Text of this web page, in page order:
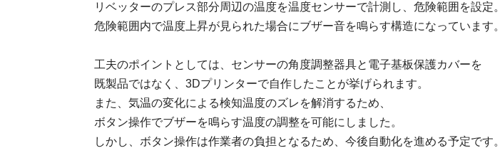
リベッターのプレス部分周辺の温度を温度センサーで計測し、危険範囲を設定。
危険範囲内で温度上昇が見られた場合にブザー音を鳴らす構造になっています。
工夫のポイントとしては、センサーの角度調整器具と電子基板保護カバーを
既製品ではなく、 3Dプリンターで自作したことが挙げられます。
また、気温の変化による検知温度のズレを解消するため、
ボタン操作でブザーを鳴らす温度の調整を可能にしました。
しかし、ボタン操作は作業者の負担となるため、今後自動化を進める予定です。